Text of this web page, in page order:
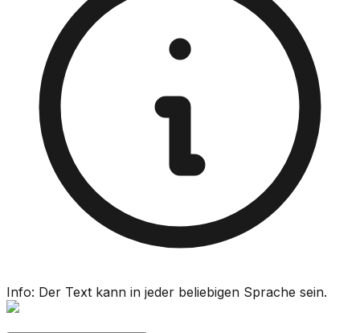
Info: Der Text kann in jeder beliebigen Sprache sein.